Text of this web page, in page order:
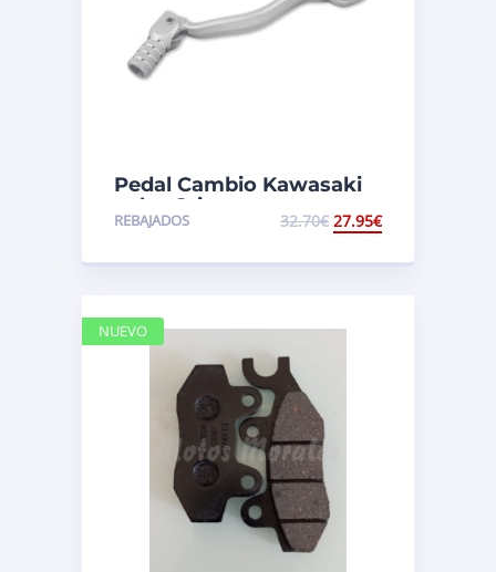
Pedal Cambio Kawasaki
color Gris
REBAJADOS 32.70€ 27.95€
NUEVO